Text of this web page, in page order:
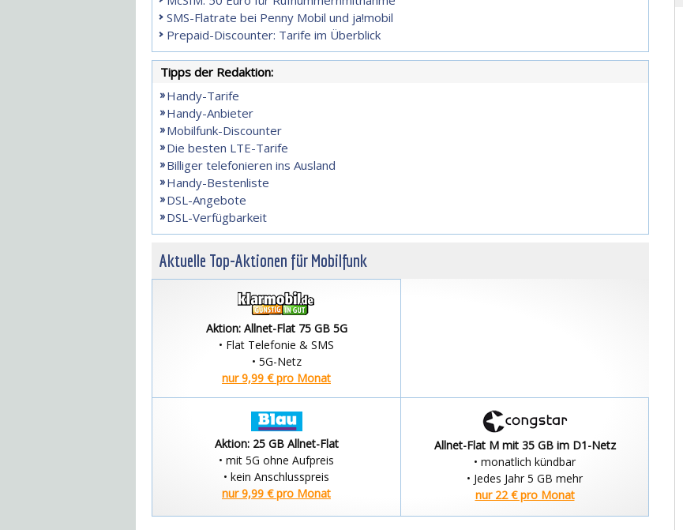
SMS-Flatrate bei Penny Mobil und ja!mobil
Prepaid-Discounter: Tarife im Überblick
Tipps der Redaktion:
Handy-Tarife
Handy-Anbieter
Mobilfunk-Discounter
Die besten LTE-Tarife
Billiger telefonieren ins Ausland
Handy-Bestenliste
DSL-Angebote
DSL-Verfügbarkeit
Aktuelle Top-Aktionen für Mobilfunk
Aktion: Allnet-Flat 75 GB 5G
• Flat Telefonie & SMS
• 5G-Netz
nur 9,99 € pro Monat
Aktion: 25 GB Allnet-Flat
• mit 5G ohne Aufpreis
• kein Anschlusspreis
nur 9,99 € pro Monat
Allnet-Flat M mit 35 GB im D1-Netz
• monatlich kündbar
• Jedes Jahr 5 GB mehr
nur 22 € pro Monat